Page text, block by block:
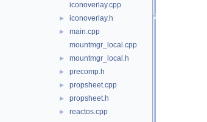
iconoverlay.cpp
► iconoverlay.h
►
main.cpp
mountmgr_local.cpp
► mountmgr_local.h
► precomp.h
► propsheet.cpp
► propsheet.h
► reactos.cpp